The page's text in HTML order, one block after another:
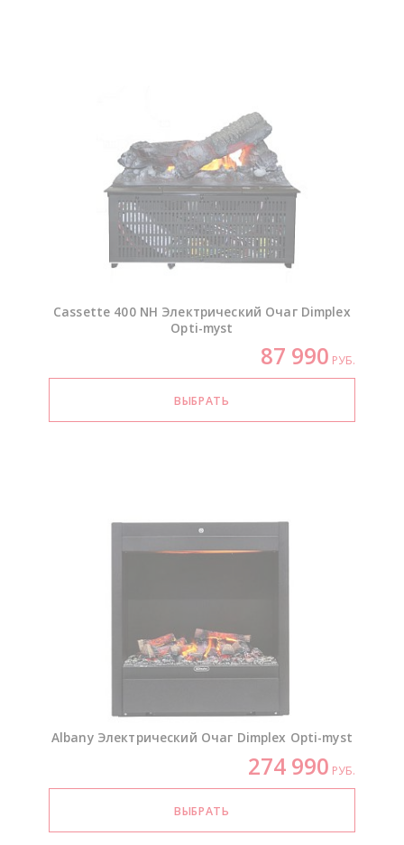
Cassette 400 NH Электрический Очаг Dimplex
Opti-myst
87 990 РУБ.
Albany Электрический Очаг Dimplex Opti-myst
274 990 РУБ.